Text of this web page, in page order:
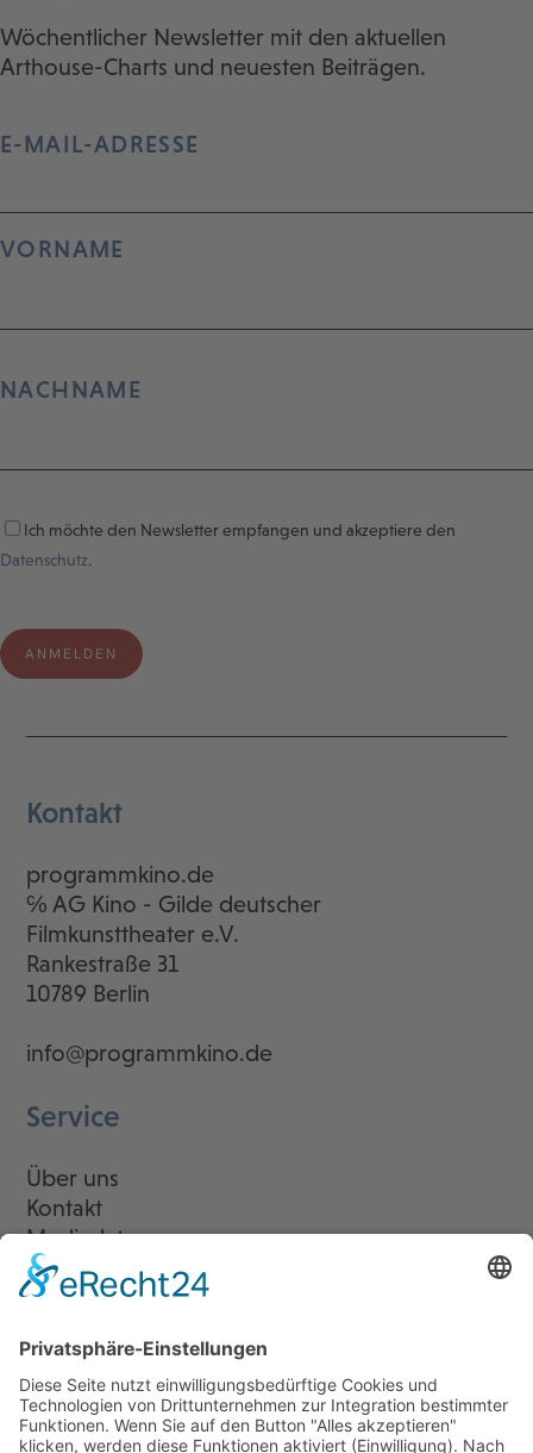
Wöchentlicher Newsletter mit den aktuellen
Arthouse-Charts und neuesten Beiträgen.
E-MAIL-ADRESSE
VORNAME
NACHNAME
Ich möchte den Newsletter empfangen und akzeptiere den
Datenschutz.
Kontakt
programmkino.de
℅ AG Kino - Gilde deutscher
Filmkunsttheater e.V.
Rankestraße 31
10789 Berlin
info@programmkino.de
Service
Über uns
Kontakt
Mediadaten
Newsletter
LogIn
Legal
Impressum